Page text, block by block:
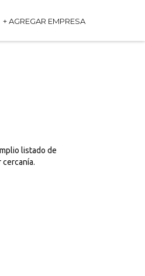
+ AGREGAR EMPRESA
listado de
cercanía.